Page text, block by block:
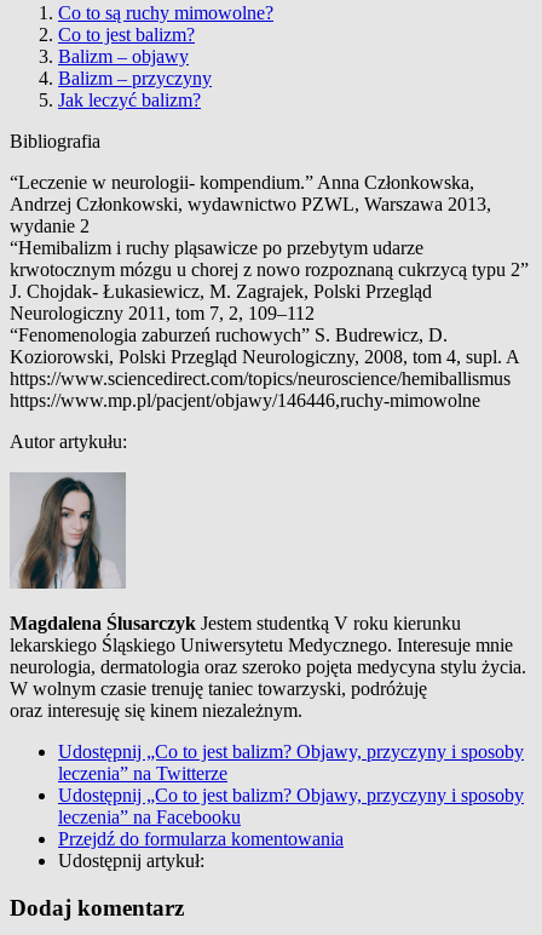
Co to są ruchy mimowolne?
Co to jest balizm?
Balizm – objawy
Balizm – przyczyny
Jak leczyć balizm?
Bibliografia
“Leczenie w neurologii- kompendium.” Anna Członkowska,
Andrzej Członkowski, wydawnictwo PZWL, Warszawa 2013,
wydanie 2
“Hemibalizm i ruchy pląsawicze po przebytym udarze
krwotocznym mózgu u chorej z nowo rozpoznaną cukrzycą typu 2”
J. Chojdak- Łukasiewicz, M. Zagrajek, Polski Przegląd
Neurologiczny 2011, tom 7, 2, 109–112
“Fenomenologia zaburzeń ruchowych” S. Budrewicz, D.
Koziorowski, Polski Przegląd Neurologiczny, 2008, tom 4, supl. A
https://www.sciencedirect.com/topics/neuroscience/hemiballismus
https://www.mp.pl/pacjent/objawy/146446,ruchy-mimowolne
Autor artykułu:
Magdalena Ślusarczyk Jestem studentką V roku kierunku
lekarskiego Śląskiego Uniwersytetu Medycznego. Interesuje mnie
neurologia, dermatologia oraz szeroko pojęta medycyna stylu życia.
W wolnym czasie trenuję taniec towarzyski, podróżuję
oraz interesuję się kinem niezależnym.
Udostępnij „Co to jest balizm? Objawy, przyczyny i sposoby
leczenia” na Twitterze
Udostępnij „Co to jest balizm? Objawy, przyczyny i sposoby
leczenia” na Facebooku
Przejdź do formularza komentowania
Udostępnij artykuł:
Dodaj komentarz